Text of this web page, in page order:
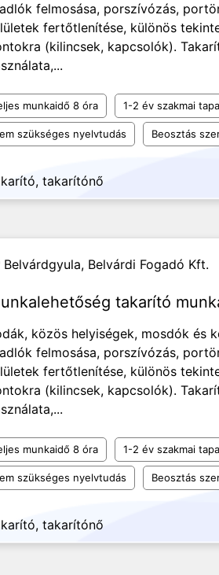
felmosása, porszívózás,
fertőtlenítése, különös
(kilincsek, kapcsolók).
munkaidő 8 óra 1-2 év szakmai
szükséges nyelvtudás Beosztás
takarítónő
Belvárdgyula, Belvárdi Fogadó Kft.
takarító
közös helyiségek, mosdók és
felmosása, porszívózás,
fertőtlenítése, különös
(kilincsek, kapcsolók).
munkaidő 8 óra 1-2 év szakmai
szükséges nyelvtudás Beosztás
takarítónő